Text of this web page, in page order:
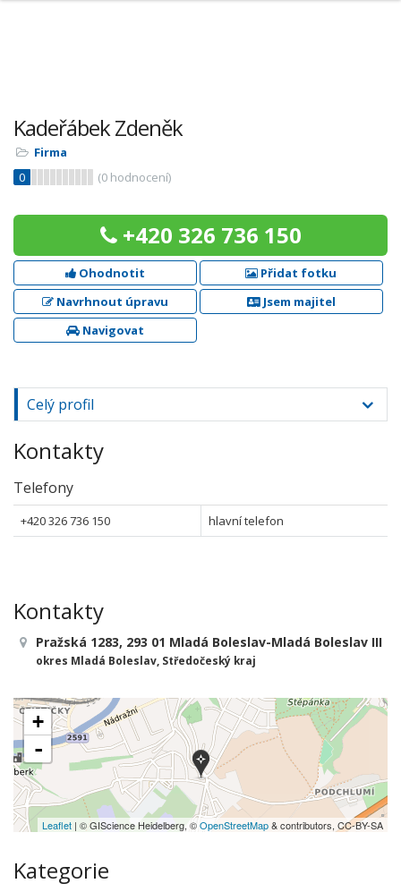
Kadeřábek Zdeněk
Firma
0
(0 hodnocení)
+420 326 736 150
Ohodnotit
Přidat fotku
Navrhnout úpravu
Jsem majitel
Navigovat
Celý profil
Kontakty
Telefony
+420 326 736 150 hlavní telefon
Kontakty
Pražská 1283, 293 01 Mladá Boleslav-Mladá Boleslav III
okres Mladá Boleslav, Středočeský kraj
+
-
Leaflet | © GIScience Heidelberg, ©OpenStreetMap& contributors, CC-BY-SA
Kategorie